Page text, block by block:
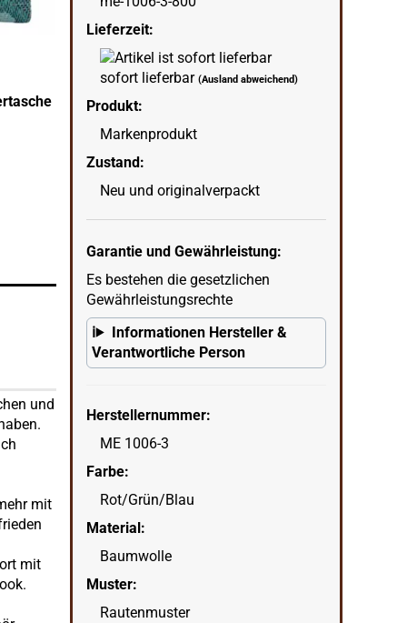
Lieferzeit:
sofort lieferbar (Ausland abweichend)
Produkt:
Markenprodukt
Zustand:
Neu und originalverpackt
Garantie und Gewährleistung:
Es bestehen die gesetzlichen
Gewährleistungsrechte
Informationen Hersteller &
Verantwortliche Person
Herstellernummer:
ME 1006-3
Farbe:
Rot/Grün/Blau
Material:
Baumwolle
Muster:
Rautenmuster
und
mit
mit